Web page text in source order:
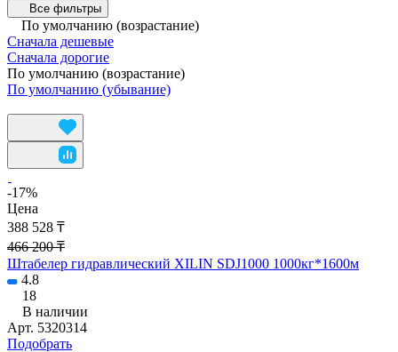
Все фильтры
По умолчанию (возрастание)
Сначала дешевые
Сначала дорогие
По умолчанию (возрастание)
По умолчанию (убывание)
-17%
Цена
388 528 ₸
466 200 ₸
Штабелер гидравлический XILIN SDJ1000 1000кг*1600м
4.8
18
В наличии
Арт. 5320314
Подобрать